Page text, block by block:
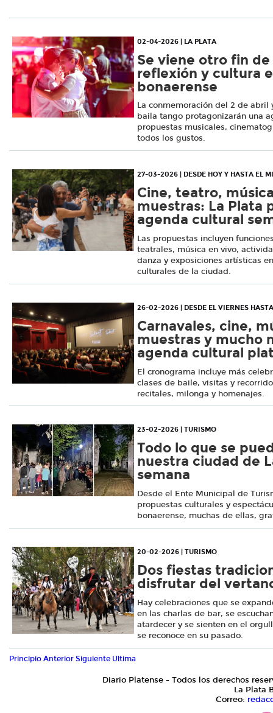
02-04-2026 | LA PLATA
Se viene otro fin
reflexión y cultura
bonaerense
La conmemoración del 2 de abril
baila tango protagonizarán una
propuestas musicales,
todos los gustos.
27-03-2026 | DESDE HOY Y HASTA EL
Cine, teatro,
muestras: La Plata
agenda cultural
Las propuestas incluyen
teatrales, música en vivo,
danza y exposiciones artísticas
culturales de la ciudad.
26-02-2026 | DESDE EL VIERNES
Carnavales, cine,
muestras y mucho
agenda cultural
El cronograma incluye más
clases de baile, visitas y
recitales, milonga y homenajes.
23-02-2026 | TURISMO
Todo lo que se
nuestra ciudad de
semana
Desde el Ente Municipal de
propuestas culturales y
bonaerense, muchas de ellas,
20-02-2026 | TURISMO
Dos fiestas
disfrutar del
Hay celebraciones que se
en las charlas de bar, se
atardecer y se sienten en el
se reconoce en su pasado.
Principio Anterior Siguiente Ultima
Diario Platense - Todos los derechos
La Plata
Correo: